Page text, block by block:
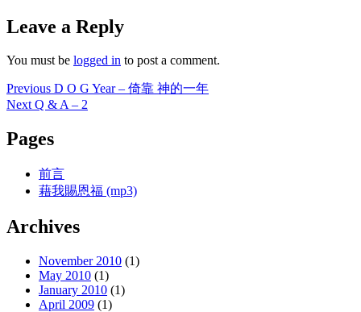
Leave a Reply
You must be logged in to post a comment.
Post
navigation
Previous Previous
post:
D O G Year – 倚靠 神的一年
Next Next
Q & A – 2
Pages
前言
藉我賜恩福 (mp3)
Archives
November 2010 (1)
May 2010 (1)
January 2010 (1)
April 2009 (1)